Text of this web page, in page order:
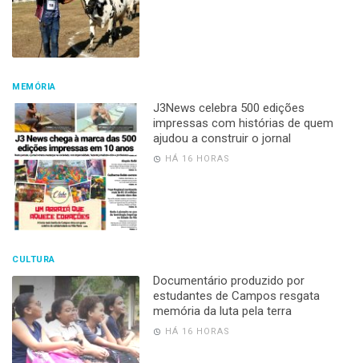
MEMÓRIA
J3News celebra 500 edições
impressas com histórias de quem
ajudou a construir o jornal
HÁ 16 HORAS
CULTURA
Documentário produzido por
estudantes de Campos resgata
memória da luta pela terra
HÁ 16 HORAS